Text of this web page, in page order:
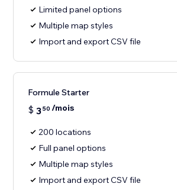
Limited panel options
Multiple map styles
Import and export CSV file
Formule Starter
$ 350 /mois
200 locations
Full panel options
Multiple map styles
Import and export CSV file